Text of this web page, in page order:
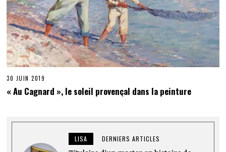
30 JUIN 2019
« Au Cagnard », le soleil provençal dans la peinture
LISA DERNIERS ARTICLES